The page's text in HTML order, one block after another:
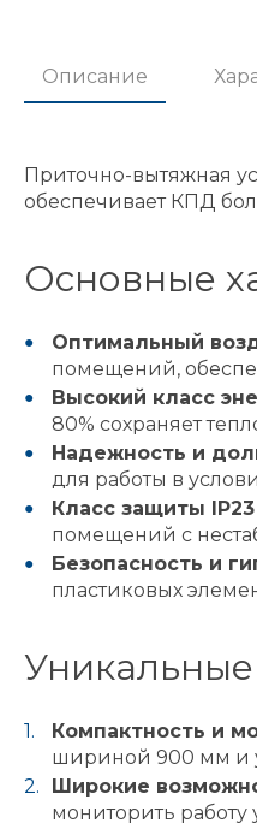
Описание
Приточно-вытяжная
обеспечивает КПД
Основные
Оптимальный
помещений,
Высокий класс
80% сохраняет
Надежность и
для работы в
Класс защиты IP23
помещений с
Безопасность и
пластиковых
Компактность и
шириной 900 мм и
Широкие
мониторить